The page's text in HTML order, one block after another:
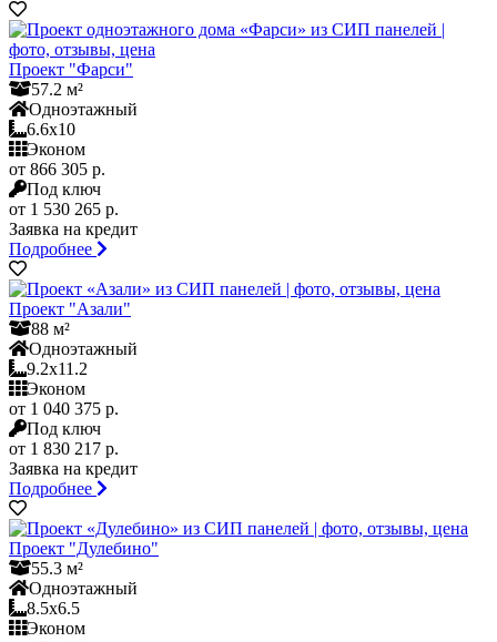
Проект "Фарси"
57.2 м²
Одноэтажный
6.6x10
Эконом
от 866 305 р.
Под ключ
от 1 530 265 р.
Заявка на кредит
Подробнее
Проект "Азали"
88 м²
Одноэтажный
9.2x11.2
Эконом
от 1 040 375 р.
Под ключ
от 1 830 217 р.
Заявка на кредит
Подробнее
Проект "Дулебино"
55.3 м²
Одноэтажный
8.5x6.5
Эконом